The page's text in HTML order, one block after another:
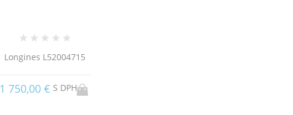
Longines L52004715
1 750,00 € S DPH